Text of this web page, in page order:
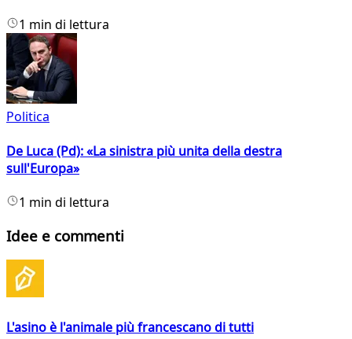
1 min di lettura
Politica
De Luca (Pd): «La sinistra più unita della destra
sull'Europa»
1 min di lettura
Idee e commenti
L'asino è l'animale più francescano di tutti